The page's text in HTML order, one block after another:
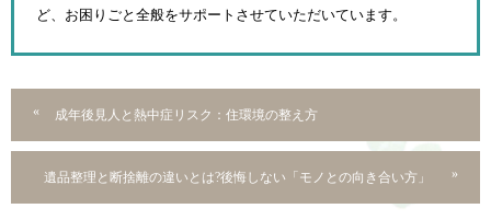
ど、お困りごと全般をサポートさせていただいています。
成年後見人と熱中症リスク：住環境の整え方
遺品整理と断捨離の違いとは?後悔しない「モノとの向き合い方」